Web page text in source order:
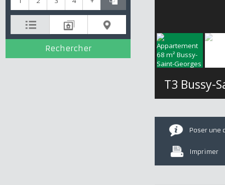
1 2 3 4 +
Poser